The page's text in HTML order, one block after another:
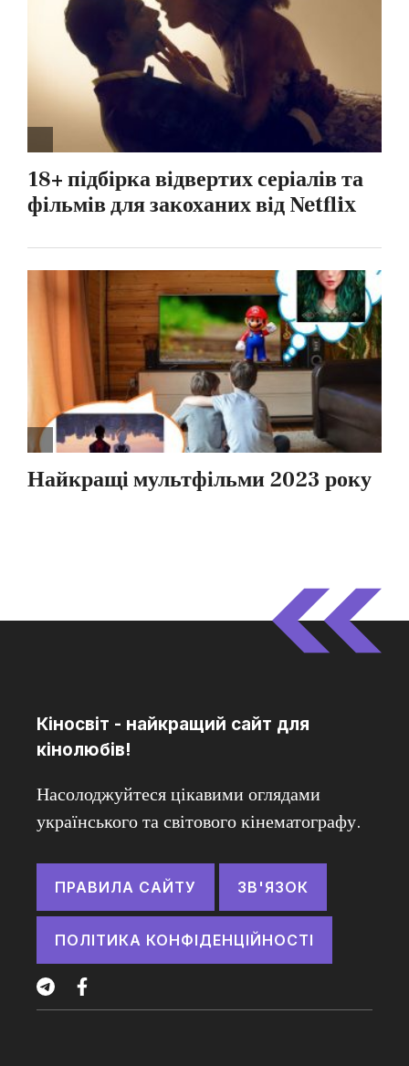
Кіносвіт - найкращий сайт для
кінолюбів!
Насолоджуйтеся цікавими оглядами
українського та світового кінематографу.
ПРАВИЛА САЙТУ ЗВ'ЯЗОК
ПОЛІТИКА КОНФІДЕНЦІЙНОСТІ